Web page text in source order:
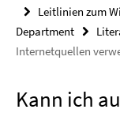
Leitlinien zum
Department
Internetquellen
Kann ich